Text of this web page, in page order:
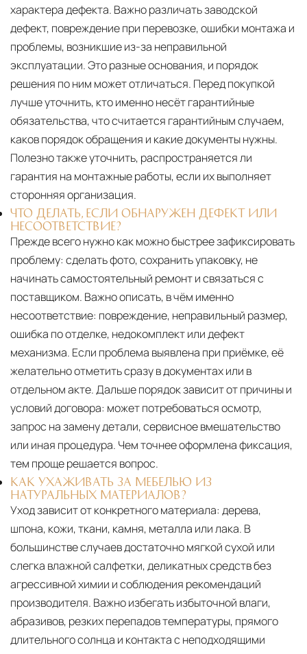
характера дефекта. Важно различать заводской
дефект, повреждение при перевозке, ошибки монтажа и
проблемы, возникшие из-за неправильной
эксплуатации. Это разные основания, и порядок
решения по ним может отличаться. Перед покупкой
лучше уточнить, кто именно несёт гарантийные
обязательства, что считается гарантийным случаем,
каков порядок обращения и какие документы нужны.
Полезно также уточнить, распространяется ли
гарантия на монтажные работы, если их выполняет
сторонняя организация.
ЧТО ДЕЛАТЬ, ЕСЛИ ОБНАРУЖЕН ДЕФЕКТ ИЛИ
НЕСООТВЕТСТВИЕ?
Прежде всего нужно как можно быстрее зафиксировать
проблему: сделать фото, сохранить упаковку, не
начинать самостоятельный ремонт и связаться с
поставщиком. Важно описать, в чём именно
несоответствие: повреждение, неправильный размер,
ошибка по отделке, недокомплект или дефект
механизма. Если проблема выявлена при приёмке, её
желательно отметить сразу в документах или в
отдельном акте. Дальше порядок зависит от причины и
условий договора: может потребоваться осмотр,
запрос на замену детали, сервисное вмешательство
или иная процедура. Чем точнее оформлена фиксация,
тем проще решается вопрос.
КАК УХАЖИВАТЬ ЗА МЕБЕЛЬЮ ИЗ
НАТУРАЛЬНЫХ МАТЕРИАЛОВ?
Уход зависит от конкретного материала: дерева,
шпона, кожи, ткани, камня, металла или лака. В
большинстве случаев достаточно мягкой сухой или
слегка влажной салфетки, деликатных средств без
агрессивной химии и соблюдения рекомендаций
производителя. Важно избегать избыточной влаги,
абразивов, резких перепадов температуры, прямого
длительного солнца и контакта с неподходящими